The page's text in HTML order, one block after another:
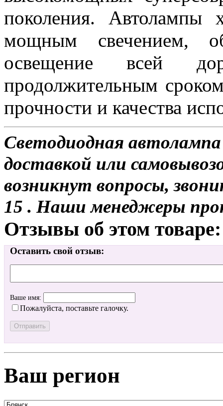
поколения. Автолампы
мощным свечением,
освещение всей
продолжительным
прочности и качества
Светодиодная
доставкой или
возникнут вопросы,
15 . Наши менеджеры
Отзывы об этом товаре:
Оставить свой отзыв:
Ваше имя:
Пожалуйста, поставьте галочку.
Ваш регион